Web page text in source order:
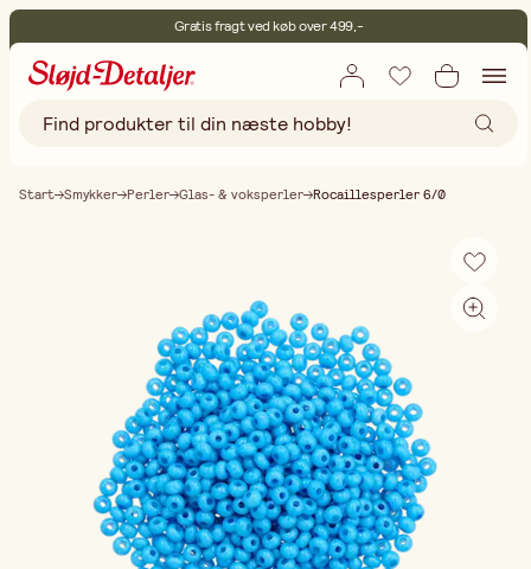
Gratis fragt ved køb over 499,-
Miljøcertificeret
Start Smykker Perler Glas- & voksperler Rocaillesperler 6/0